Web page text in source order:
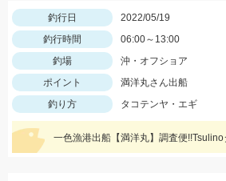
釣行日
2022/05/19
釣行時間
06:00～13:00
釣場
沖・オフショア
ポイント
満洋丸さん出船
釣り方
タコテンヤ・エギ